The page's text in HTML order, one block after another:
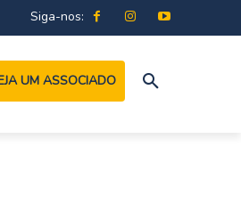
Siga-nos:
UM ASSOCIADO